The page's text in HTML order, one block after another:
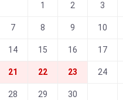
1 2 3
7 8 9 10
14 15 16 17
21 22 23 24
28 29 30